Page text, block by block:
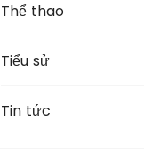
Thể thao
Tiểu sử
Tin tức